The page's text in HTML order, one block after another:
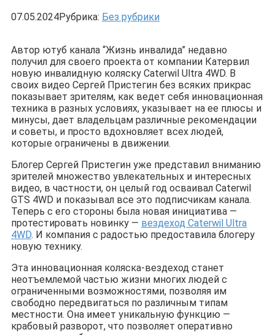
07.05.2024Рубрика: Без рубрики
Автор ютуб канала “Жизнь инвалида” недавно
получил для своего проекта от компании Катервил
новую инвалидную коляску Caterwil Ultra 4WD. В
своих видео Сергей Пристегин без всяких прикрас
показывает зрителям, как ведет себя инновационная
техника в разных условиях, указывает на ее плюсы и
минусы, дает владельцам различные рекомендации
и советы, и просто вдохновляет всех людей,
которые ограничены в движении.
Блогер Сергей Пристегин уже представил вниманию
зрителей множество увлекательных и интересных
видео, в частности, он целый год осваивал Caterwil
GTS 4WD и показывал все это подписчикам канала.
Теперь с его стороны была новая инициатива —
протестировать новинку — вездеход Caterwil Ultra
4WD. И компания с радостью предоставила блогеру
новую технику.
Эта инновационная коляска-вездеход станет
неотъемлемой частью жизни многих людей с
ограниченными возможностями, позволяя им
свободно передвигаться по различным типам
местности. Она имеет уникальную функцию —
крабовый разворот, что позволяет оперативно